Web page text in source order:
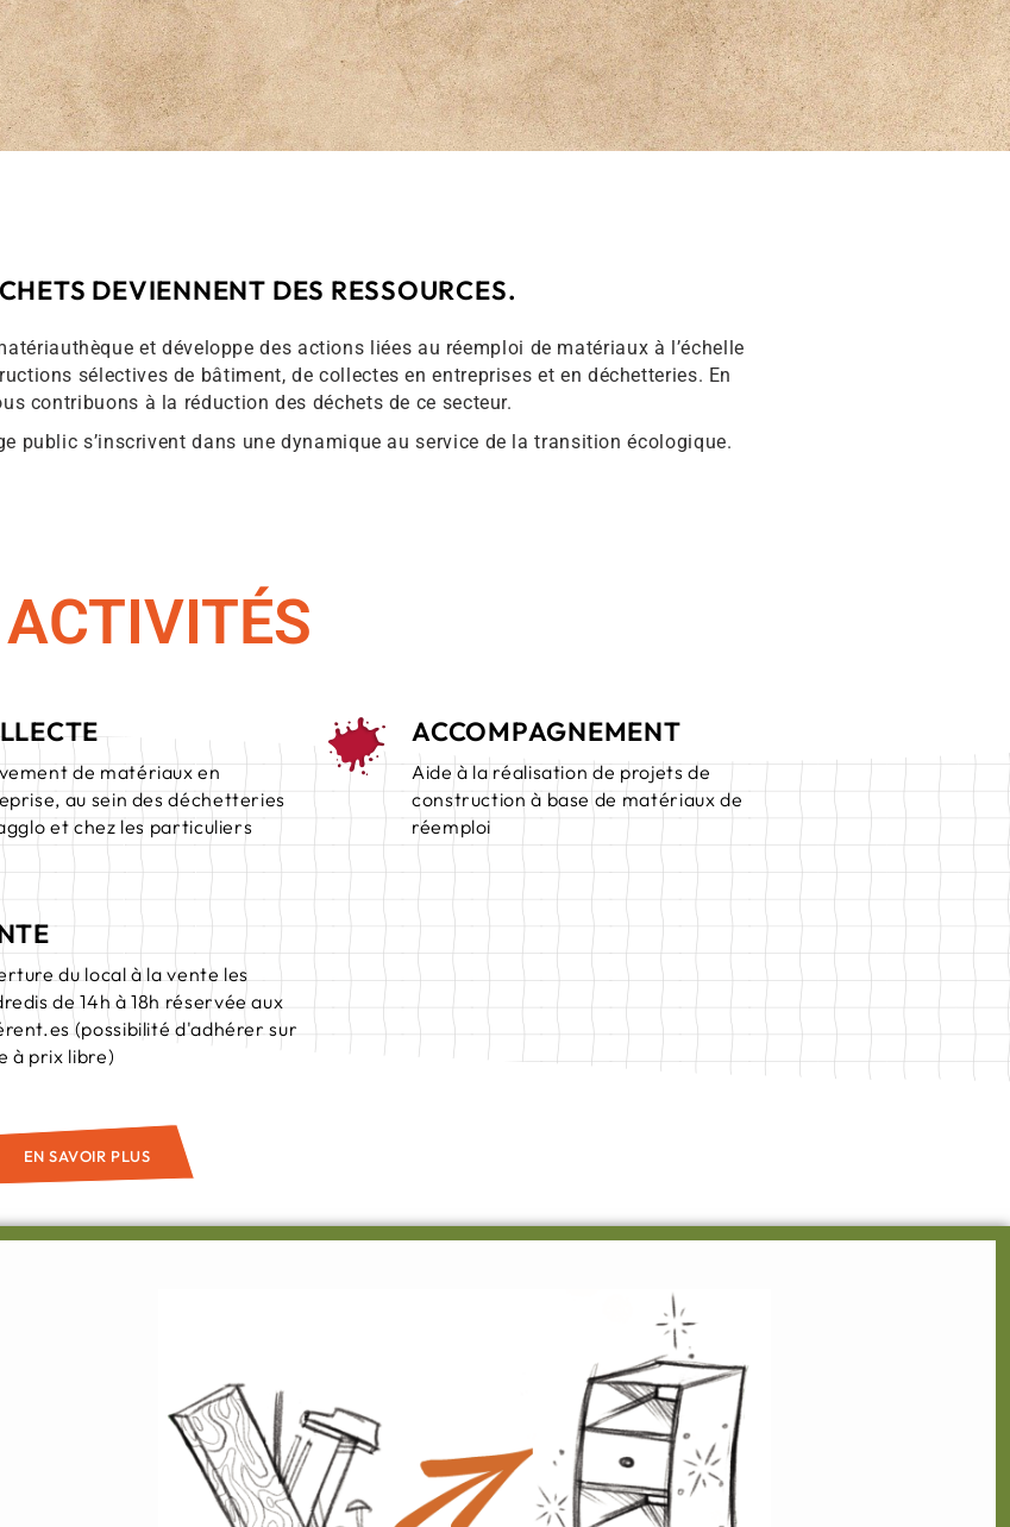
DEVIENNENT DES RESSOURCES.
et développe des actions liées au réemploi de matériaux à l’échelle
sélectives de bâtiment, de collectes en entreprises et en déchetteries. En
contribuons à la réduction des déchets de ce secteur.
public s’inscrivent dans une dynamique au service de la transition écologique.
de matériaux en
au sein des déchetteries
et chez les particuliers
ACCOMPAGNEMENT
Aide à la réalisation de projets de
construction à base de matériaux de
réemploi
du local à la vente les
de 14h à 18h réservée aux
(possibilité d'adhérer sur
à prix libre)
EN SAVOIR PLUS